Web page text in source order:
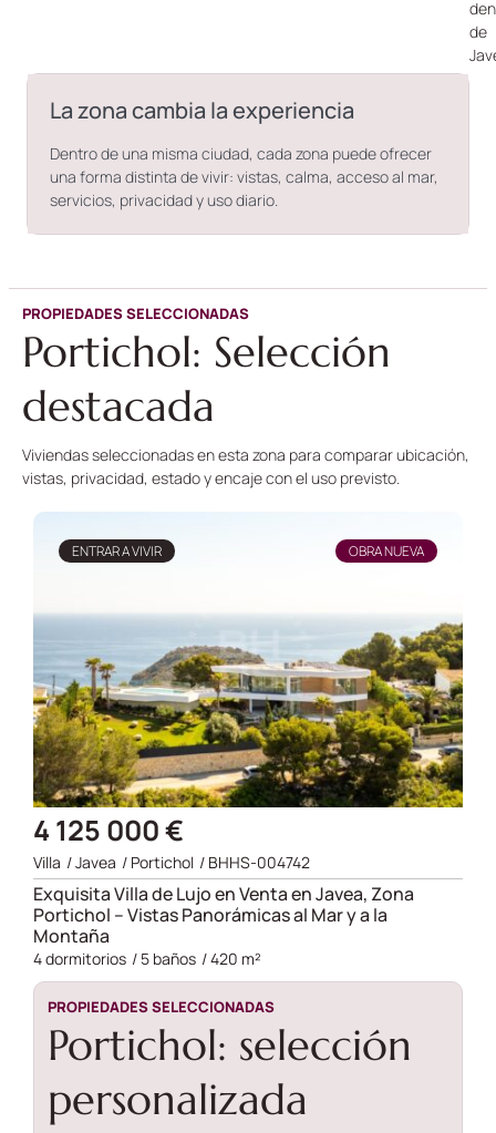
de
La zona cambia la experiencia
Dentro de una misma ciudad, cada zona puede ofrecer
una forma distinta de vivir: vistas, calma, acceso al mar,
servicios, privacidad y uso diario.
PROPIEDADES SELECCIONADAS
Portichol: Selección
destacada
Viviendas seleccionadas en esta zona para comparar ubicación,
vistas, privacidad, estado y encaje con el uso previsto.
ENTRAR A VIVIR OBRA NUEVA
4 125 000 €
Villa /Javea / Portichol / BHHS-004742
Exquisita Villa de Lujo en Venta en Javea, Zona
Portichol – Vistas Panorámicas al Mar y a la
Montaña
4 dormitorios / 5 baños / 420 m²
PROPIEDADES SELECCIONADAS
Portichol: selección
personalizada